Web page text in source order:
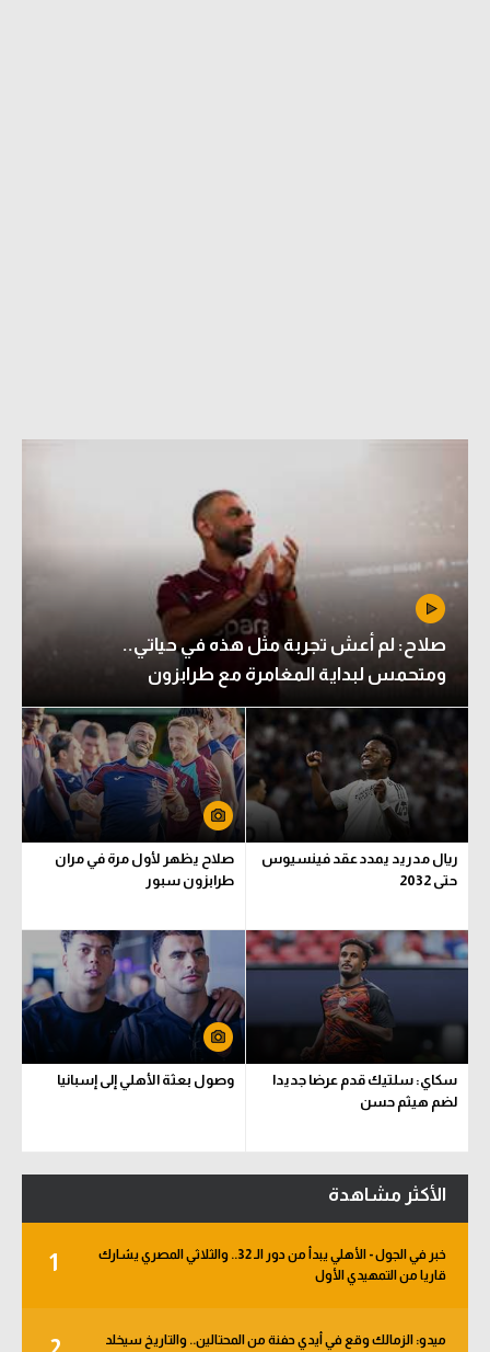
صلاح: لم أعش تجربة مثل هذه في حياتي..
ومتحمس لبداية المغامرة مع طرابزون
ريال مدريد يمدد عقد فينسيوس
حتى 2032
صلاح يظهر لأول مرة في مران
طرابزون سبور
سكاي: سلتيك قدم عرضا جديدا
لضم هيثم حسن
وصول بعثة الأهلي إلى إسبانيا
الأكثر مشاهدة
1
خبر في الجول - الأهلي يبدأ من دور الـ 32.. والثلاثي المصري يشارك
قاريا من التمهيدي الأول
ميدو: الزمالك وقع في أيدي حفنة من المحتالين.. والتاريخ سيخلد